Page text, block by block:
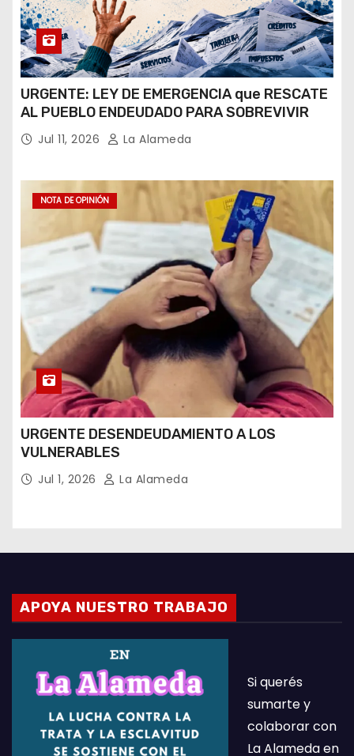
URGENTE: LEY DE EMERGENCIA que RESCATE
AL PUEBLO ENDEUDADO PARA SOBREVIVIR
Jul 11, 2026 La Alameda
NOTA DE OPINIÓN
URGENTE DESENDEUDAMIENTO A LOS
VULNERABLES
Jul 1, 2026 La Alameda
APOYA NUESTRO TRABAJO
Si querés
sumarte y
colaborar con
La Alameda en